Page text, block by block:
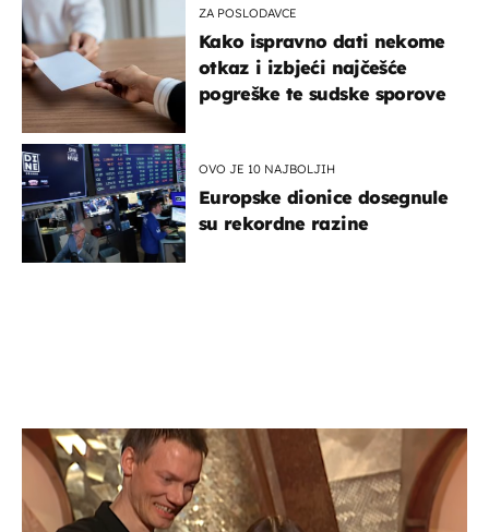
ZA POSLODAVCE
Kako ispravno dati nekome
otkaz i izbjeći najčešće
pogreške te sudske sporove
OVO JE 10 NAJBOLJIH
Europske dionice dosegnule
su rekordne razine